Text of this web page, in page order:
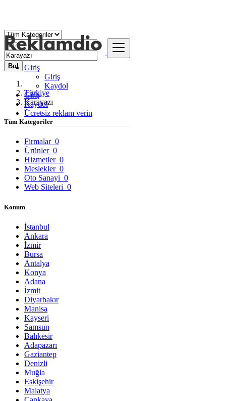
Giriş
Giriş
Kaydol
Giriş
Kaydol
Ücretsiz reklam verin
Bul
Türkiye
Karayazı
Tüm Kategoriler
Firmalar 0
Ürünler 0
Hizmetler 0
Meslekler 0
Oto Sanayi 0
Web Siteleri 0
Konum
İstanbul
Ankara
İzmir
Bursa
Antalya
Konya
Adana
İzmit
Diyarbakır
Manisa
Kayseri
Samsun
Balıkesir
Adapazarı
Gaziantep
Denizli
Muğla
Eskişehir
Malatya